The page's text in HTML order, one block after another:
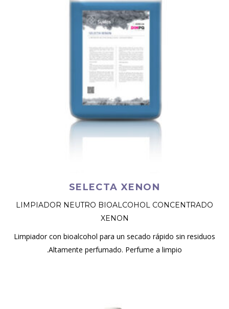
SELECTA XENON
LIMPIADOR NEUTRO BIOALCOHOL CONCENTRADO
XENON
Limpiador con bioalcohol para un secado rápido sin residuos
.Altamente perfumado. Perfume a limpio